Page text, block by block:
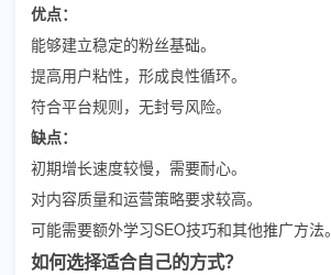
优点：
能够建立稳定的粉丝基础。
提高用户粘性，形成良性循环。
符合平台规则，无封号风险。
缺点：
初期增长速度较慢，需要耐心。
对内容质量和运营策略要求较高。
可能需要额外学习SEO技巧和其他推广方法。
如何选择适合自己的方式？